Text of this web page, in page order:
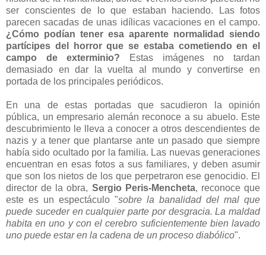
ser conscientes de lo que estaban haciendo. Las fotos
parecen sacadas de unas idílicas vacaciones en el campo.
¿Cómo podían tener esa aparente normalidad siendo
partícipes del horror que se estaba cometiendo en el
campo de exterminio? Estas imágenes no tardan
demasiado en dar la vuelta al mundo y convertirse en
portada de los principales periódicos.
En una de estas portadas que sacudieron la opinión
pública, un empresario alemán reconoce a su abuelo. Este
descubrimiento le lleva a conocer a otros descendientes de
nazis y a tener que plantarse ante un pasado que siempre
había sido ocultado por la familia. Las nuevas generaciones
encuentran en esas fotos a sus familiares, y deben asumir
que son los nietos de los que perpetraron ese genocidio. El
director de la obra, Sergio Peris-Mencheta, reconoce que
este es un espectáculo "sobre la banalidad del mal que
puede suceder en cualquier parte por desgracia. La maldad
habita en uno y con el cerebro suficientemente bien lavado
uno puede estar en la cadena de un proceso diabólico".